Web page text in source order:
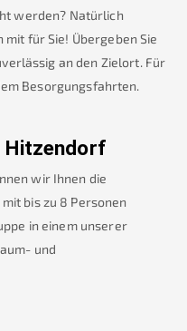
werden? Natürlich
für Sie! Übergeben Sie
an den Zielort. Für
Besorgungsfahrten.
Hitzendorf
wir Ihnen die
bis zu 8 Personen
in einem unserer
und